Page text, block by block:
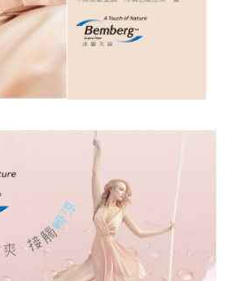
有額度不足之情形，本公司將視審查結果
人資訊註冊。若發現惡意使用之情形，
該用戶之使用額度並採取法律行動。